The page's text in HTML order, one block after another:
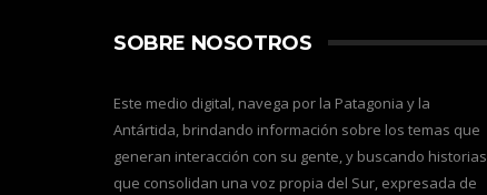
SOBRE NOSOTROS
Este medio digital, navega por la Patagonia y la
Antártida, brindando información sobre los temas que
generan interacción con su gente, y buscando historias
que consolidan una voz propia del Sur, expresada de